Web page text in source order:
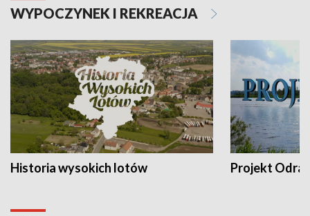
WYPOCZYNEK I REKREACJA
Historia wysokich lotów Projekt Odra